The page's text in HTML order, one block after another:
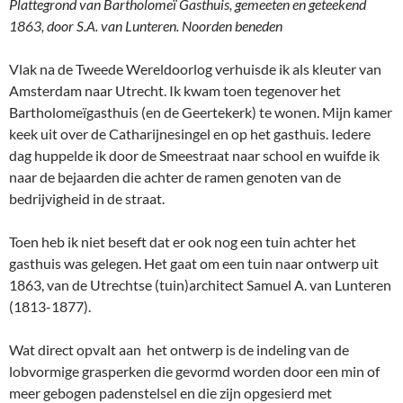
Plattegrond van Bartholomeï Gasthuis, gemeeten en geteekend
1863, door S.A. van Lunteren. Noorden beneden
Vlak na de Tweede Wereldoorlog verhuisde ik als kleuter van
Amsterdam naar Utrecht. Ik kwam toen tegenover het
Bartholomeïgasthuis (en de Geertekerk) te wonen. Mijn kamer
keek uit over de Catharijnesingel en op het gasthuis. Iedere
dag huppelde ik door de Smeestraat naar school en wuifde ik
naar de bejaarden die achter de ramen genoten van de
bedrijvigheid in de straat.
Toen heb ik niet beseft dat er ook nog een tuin achter het
gasthuis was gelegen. Het gaat om een tuin naar ontwerp uit
1863, van de Utrechtse (tuin)architect Samuel A. van Lunteren
(1813-1877).
Wat direct opvalt aan het ontwerp is de indeling van de
lobvormige grasperken die gevormd worden door een min of
meer gebogen padenstelsel en die zijn opgesierd met